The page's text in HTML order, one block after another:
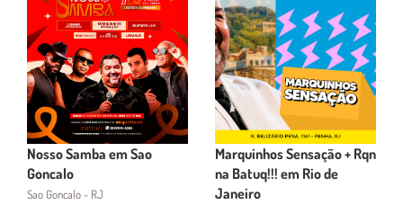
Nosso Samba em Sao
Goncalo
Sao Goncalo - RJ
Marquinhos Sensação + Rqn
na Batuq!!! em Rio de
Janeiro